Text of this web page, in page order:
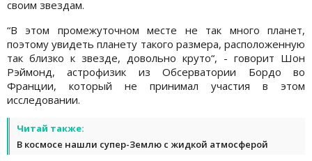
своим звездам.
“В этом промежуточном месте не так много планет,
поэтому увидеть планету такого размера, расположенную
так близко к звезде, довольно круто“, - говорит Шон
Рэймонд, астрофизик из Обсерватории Бордо во
Франции, который не принимал участия в этом
исследовании.
Читай также:
В космосе нашли супер-Землю с жидкой атмосферой